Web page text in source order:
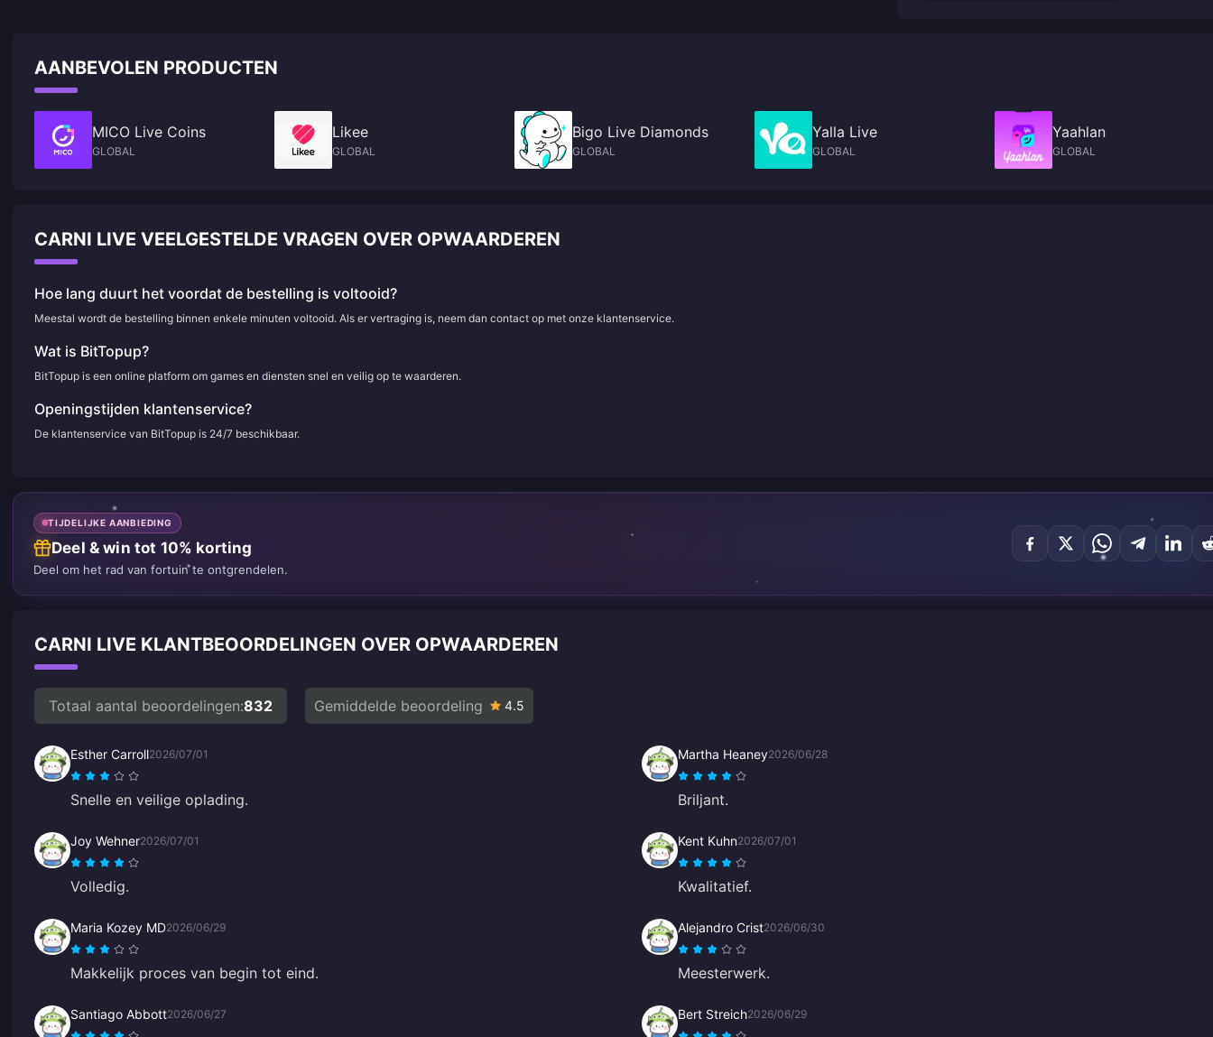
AANBEVOLEN PRODUCTEN
MICO Live Coins
GLOBAL
Likee
GLOBAL
Bigo Live Diamonds
GLOBAL
Yalla Live
GLOBAL
Yaahlan
GLOBAL
CARNI LIVE VEELGESTELDE VRAGEN OVER OPWAARDEREN
Hoe lang duurt het voordat de bestelling is voltooid?
Meestal wordt de bestelling binnen enkele minuten voltooid. Als er vertraging is, neem dan contact op met onze klantenservice.
Wat is BitTopup?
BitTopup is een online platform om games en diensten snel en veilig op te waarderen.
Openingstijden klantenservice?
De klantenservice van BitTopup is 24/7 beschikbaar.
TIJDELIJKE AANBIEDING
Deel & win tot 10% korting
Deel om het rad van fortuin te ontgrendelen.
CARNI LIVE KLANTBEOORDELINGEN OVER OPWAARDEREN
Totaal aantal beoordelingen:832 Gemiddelde beoordeling 4.5
Esther Carroll2026/07/01
Snelle en veilige oplading.
Martha Heaney2026/06/28
Briljant.
Joy Wehner2026/07/01
Volledig.
Kent Kuhn2026/07/01
Kwalitatief.
Maria Kozey MD2026/06/29
Makkelijk proces van begin tot eind.
Alejandro Crist2026/06/30
Meesterwerk.
Santiago Abbott2026/06/27 Bert Streich2026/06/29